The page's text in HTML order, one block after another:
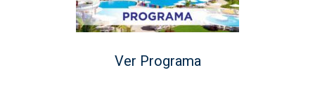
Ver Programa